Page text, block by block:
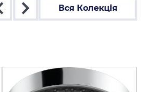
Вся Колекція